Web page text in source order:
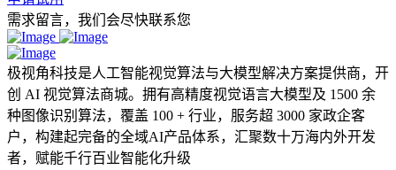
需求留言，我们会尽快联系您
极视角科技是人工智能视觉算法与大模型解决方案提供商，开
创 AI 视觉算法商城。拥有高精度视觉语言大模型及 1500 余
种图像识别算法，覆盖 100 + 行业，服务超 3000 家政企客
户，构建起完备的全域AI产品体系，汇聚数十万海内外开发
者，赋能千行百业智能化升级